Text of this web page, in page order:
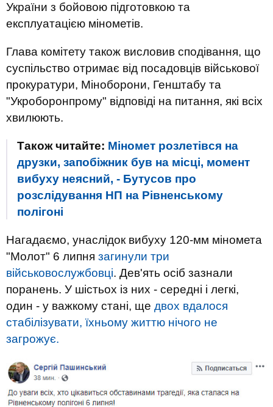
України з бойовою підготовкою та
експлуатацією мінометів.
Глава комітету також висловив сподівання, що
суспільство отримає від посадовців військової
прокуратури, Міноборони, Генштабу та
"Укроборонпрому" відповіді на питання, які всіх
хвилюють.
Також читайте: Міномет розлетівся на
друзки, запобіжник був на місці, момент
вибуху неясний, - Бутусов про
розслідування НП на Рівненському
полігоні
Нагадаємо, унаслідок вибуху 120-мм міномета
"Молот" 6 липня загинули три
військовослужбовці. Дев'ять осіб зазнали
поранень. У шістьох із них - середні і легкі,
один - у важкому стані, ще двох вдалося
стабілізувати, їхньому життю нічого не
загрожує.